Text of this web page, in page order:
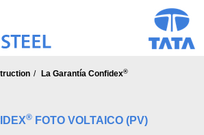
La Garantía Confidex®
® FOTO VOLTAICO (PV)